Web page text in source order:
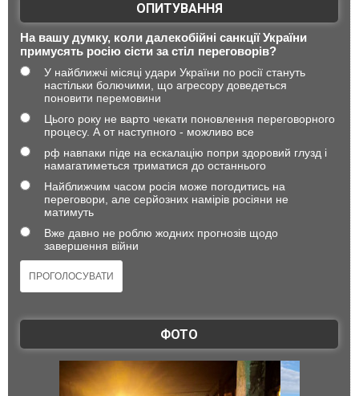
ОПИТУВАННЯ
На вашу думку, коли далекобійні санкції України
примусять росію сісти за стіл переговорів?
У найближчі місяці удари України по росії стануть
настільки болючими, що агресору доведеться
поновити перемовини
Цього року не варто чекати поновлення переговорного
процесу. А от наступного - можливо все
рф навпаки піде на ескалацію попри здоровий глузд і
намагатиметься триматися до останнього
Найближчим часом росія може погодитись на
переговори, але серйозних намірів росіяни не
матимуть
Вже давно не роблю жодних прогнозів щодо
завершення війни
ФОТО